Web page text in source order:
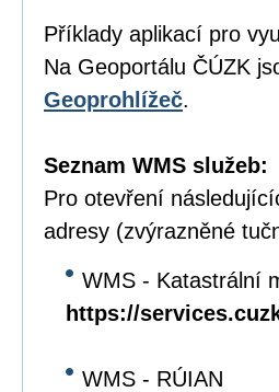
Příklady aplikací pro
Na Geoportálu ČÚZK
Geoprohlížeč.
Seznam WMS služeb:
Pro otevření
adresy (zvýrazněné
WMS - Katastrální
https://
WMS - RÚIAN